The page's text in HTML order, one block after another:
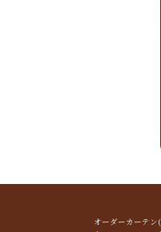
オーダーカーテ